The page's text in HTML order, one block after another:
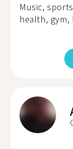
Music,
health, gym,